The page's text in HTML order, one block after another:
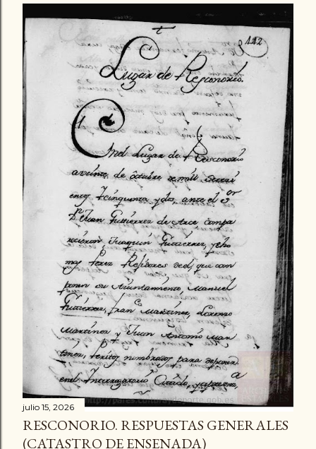
E
n
t
r
a
d
a
s
julio 15, 2026
RESCONORIO. RESPUESTAS GENERALES
(CATASTRO DE ENSENADA)